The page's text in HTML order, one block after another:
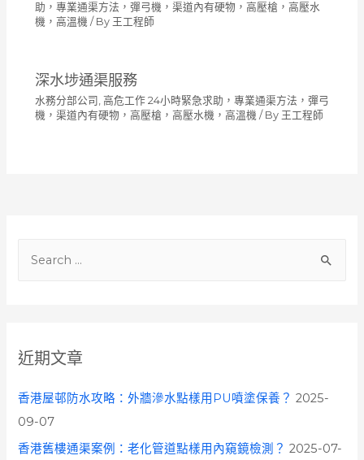
h
f
o
近期文章
香港屋邨防水攻略：外牆滲水點樣用PU噴塗保養？ 2025-
09-07
香港舊樓通渠案例：老化管道點樣用內窺鏡檢測？ 2025-07-
助，專業通渠方法，彈弓機，渠道內有硬物，高壓槍，高壓水
機，高溫機 / By 王工程師
深水埗通渠服務
水務分部公司 高危工作 24小時緊急求助，專業通渠方法，彈弓
機，渠道內有硬物，高壓槍，高壓水機，高溫機 / By 王工程師